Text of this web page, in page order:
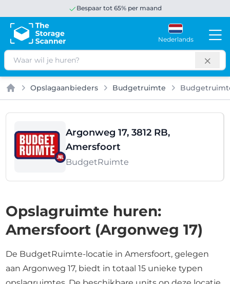
Bespaar tot 65% per maand
Nederlands
Zoeken
Home
Opslagaanbieders Budgetruimte
Argonweg 17, 3812 RB,
Amersfoort
BudgetRuimte
Opslagruimte huren:
Amersfoort (Argonweg 17)
De BudgetRuimte-locatie in Amersfoort, gelegen
aan Argonweg 17, biedt in totaal 15 unieke typen